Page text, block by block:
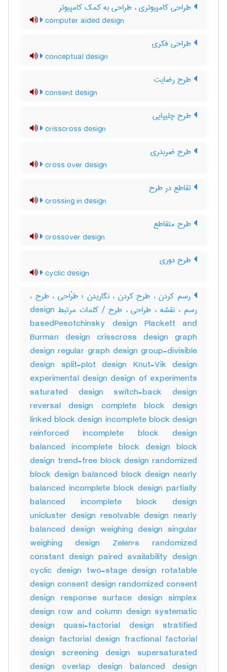
طراحی کامپیوتری ، طراحی به کمک کامپیوتر
computer aided design
طراحی فکری
conceptual design
طرح رضایت
consent design
طرح چلیپایی
crisscross design
طرح ضربدری
cross over design
تقاطع در طرح
crossing in design
طرح متقاطع
crossover design
طرح دوری
cyclic design
رسم کردن ، طرح کردن ، نگاریدن ؛ طرّاحی ، طرح ،
رسم ، نقشه ، طراحی ، طرح / کلمات مرتبط design
basedPesotchinsky design Plackett and
Burman design crisscross design graph
design regular graph design group-divisible
design split-plot design Knut-Vik design
experimental design design of experiments
saturated design switch-back design
reversal design complete block design
linked block design incomplete block design
reinforced incomplete block design
balanced incomplete block design block
design trend-free block design randomized
block design balanced block design nearly
balanced incomplete block design partially
balanced incomplete block design
unicluster design resolvable design nearly
balanced design weighing design singular
weighing design Zelen's randomized
constant design paired availability design
cyclic design two-stage design rotatable
design consent design randomized consent
design response surface design simplex
design row and column design systematic
design quasi-factorial design stratified
design factorial design fractional factorial
design screening design supersaturated
design overlap design balanced design